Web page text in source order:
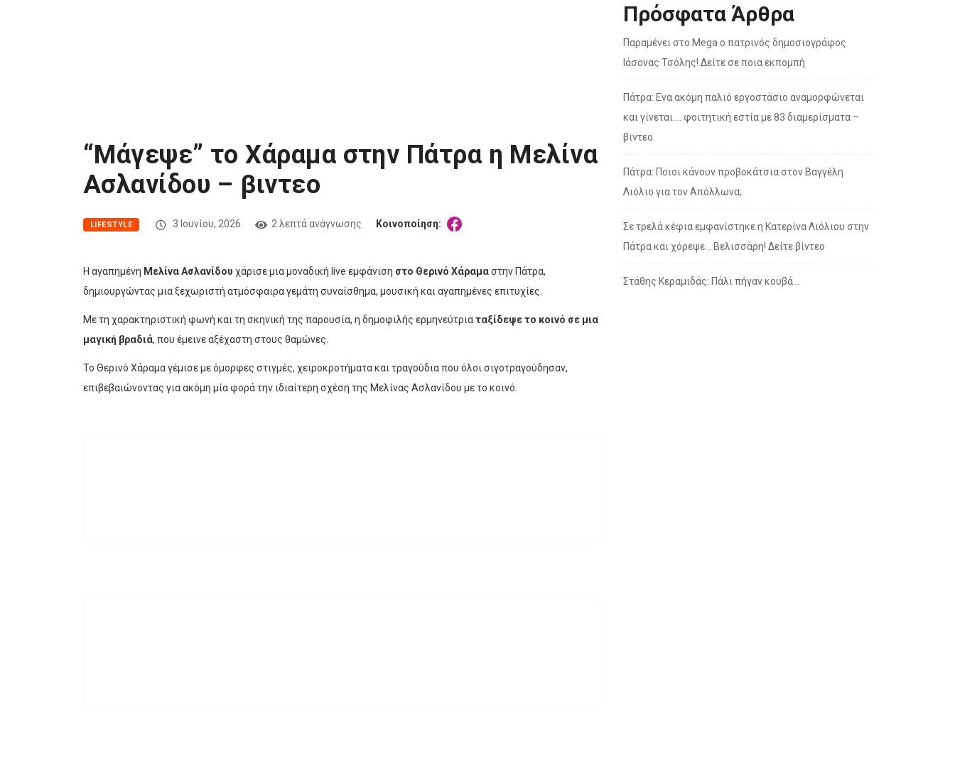
“Μάγεψε” το Χάραμα στην Πάτρα η Μελίνα
Ασλανίδου – βιντεο
LIFESTYLE 3 Ιουνίου, 2026 2 λεπτά ανάγνωσης Κοινοποίηση:
Η αγαπημένη Μελίνα Ασλανίδου χάρισε μια μοναδική live εμφάνιση στο Θερινό Χάραμαστην Πάτρα,
δημιουργώντας μια ξεχωριστή ατμόσφαιρα γεμάτη συναίσθημα, μουσική και αγαπημένες επιτυχίες.
Με τη χαρακτηριστική φωνή και τη σκηνική της παρουσία, η δημοφιλής ερμηνεύτριαταξίδεψε το κοινό σε μια
μαγική βραδιά, που έμεινε αξέχαστη στους θαμώνες.
Το Θερινό Χάραμα γέμισε με όμορφες στιγμές, χειροκροτήματα και τραγούδια που όλοι σιγοτραγούδησαν,
επιβεβαιώνοντας για ακόμη μία φορά την ιδιαίτερη σχέση της Μελίνας Ασλανίδου με το κοινό.
Πρόσφατα Άρθρα
Παραμένει στο Mega ο πατρινός δημοσιογράφος
Ιάσονας Τσόλης! Δείτε σε ποια εκπομπή
Πάτρα: Ενα ακόμη παλιό εργοστάσιο αναμορφώνεται
και γίνεται…. φοιτητική εστία με 83 διαμερίσματα –
βιντεο
Πάτρα: Ποιοι κάνουν προβοκάτσια στον Βαγγέλη
Λιόλιο για τον Απόλλωνα;
Σε τρελά κέφια εμφανίστηκε η Κατερίνα Λιόλιου στην
Πάτρα και χόρεψε… Βελισσάρη! Δείτε βίντεο
Στάθης Κεραμιδάς: Πάλι πήγαν κουβά…